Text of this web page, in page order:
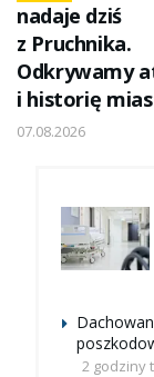
nadaje dziś
z Pruchnika.
Odkrywamy
i historię
07.08.2026
2 godziny